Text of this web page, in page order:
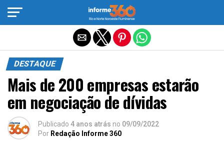
DESTAQUE
Mais de 200 empresas estarão
em negociação de dívidas
Publicado 4 anos atrás no 09/09/2022
Por Redação Informe 360
Sair da versão mobile